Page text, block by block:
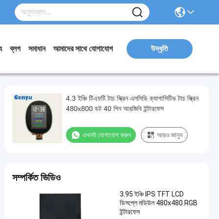
ব্লগ সমাধান আমাদের সাথে যোগাযোগ উদ্ধৃতি
4.3 ইঞ্চি টিএফটি টাচ স্ক্রিন এলসিডি ক্যাপাসিটিভ টাচ স্ক্রিন
480x800 ডট 40 পিন আরজিবি ইন্টারফেস
এখনই যোগাযোগ করুন আরও জানুন
সম্পর্কিত ভিডিও
3.95 ইঞ্চি IPS TFT LCD
ডিসপ্লে মডিউল 480x480 RGB
ইন্টারফেস